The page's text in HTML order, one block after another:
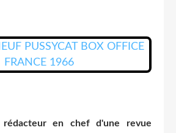
rédacteur en chef d'une revue